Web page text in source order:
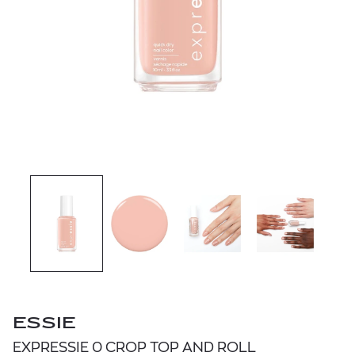
ESSIE
EXPRESSIE 0 CROP TOP AND ROLL